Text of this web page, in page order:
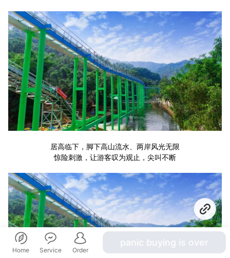
居高临下，脚下高山流水、两岸风光无限
惊险刺激，让游客叹为观止，尖叫不断
Home Service Order
panic buying is over